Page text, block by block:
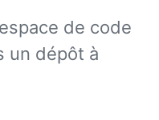
de code
un dépôt à